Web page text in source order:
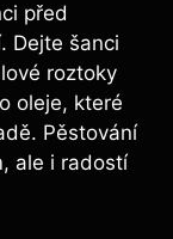
před
Dejte šanci
roztoky
oleje, které
Pěstování
ale i radostí